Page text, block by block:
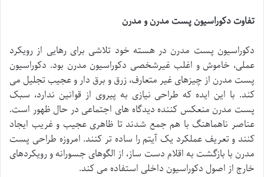
تفاوت دکوراسیون پست مدرن و مدرن
دکوراسیون پست مدرن در هسته خود تلاشی برای رهایی از رویکرد
عملی، خاموش و اغلب غیرشخصی دکوراسیون مدرن بود. دکوراسیون
پست مدرن از چیزهای غیر متعارف، زرق و برق دار و عجیب تجلیل می
کند. با این ایده که طراحی نیازی به پیروی از قوانین ندارد، سبک
پست مدرن منعکس کننده دیدگاه های اجتماعی در حال ظهور است.
عناصر ناهماهنگ با هم جمع شدند تا ظاهری عجیب و غریب ایجاد
کنند و تعریف عملکرد یک آیتم را ساده تر کنند. امروزه طراحی پست
مدرن با بازگشت به اقلام دست ساز، از الگوهای جسورانه و رویکردهای
خارج از اصول دکوراسیون داخلی استفاده می کند.